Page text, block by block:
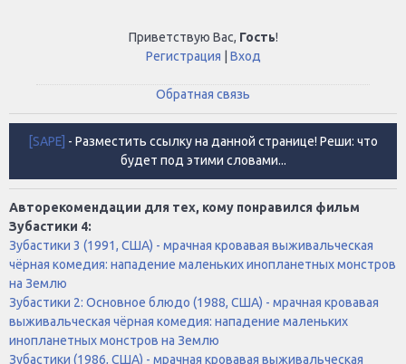
Приветствую Вас, Гость!
Регистрация
Вход
Обратная связь
[SAPE] - Разместить ссылку на данной странице! Реши: что
будет под этими словами...
Авторекомендации для тех, кому понравился фильм
Зубастики 4:
Зубастики 3 (1991, США) - мрачная кровавая выживальческая
чёрная комедия: нападение маленьких инопланетных монстров
на Землю
Зубастики 2: Основное блюдо (1988, США) - мрачная кровавая
выживальческая чёрная комедия: нападение маленьких
инопланетных монстров на Землю
Зубастики (1986, США) - мрачная кровавая выживальческая